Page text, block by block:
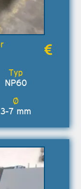
NP60
3-7 mm